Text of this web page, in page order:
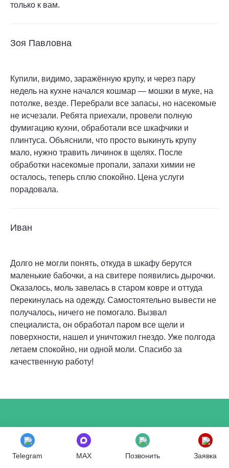
только к вам.
Зоя Павловна
Купили, видимо, заражённую крупу, и через пару
недель на кухне начался кошмар — мошки в муке, на
потолке, везде. Перебрали все запасы, но насекомые
не исчезали. Ребята приехали, провели полную
фумигацию кухни, обработали все шкафчики и
плинтуса. Объяснили, что просто выкинуть крупу
мало, нужно травить личинок в щелях. После
обработки насекомые пропали, запахи химии не
осталось, теперь сплю спокойно. Цена услуги
порадовала.
Иван
Долго не могли понять, откуда в шкафу берутся
маленькие бабочки, а на свитере появились дырочки.
Оказалось, моль завелась в старом ковре и оттуда
перекинулась на одежду. Самостоятельно вывести не
получалось, ничего не помогало. Вызвал
специалиста, он обработал паром все щели и
поверхности, нашел и уничтожил гнездо. Уже полгода
летаем спокойно, ни одной моли. Спасибо за
качественную работу!
Являетесь клиентом нашей
компании? Оставьте ваш
Telegram MAX Позвонить Заявка